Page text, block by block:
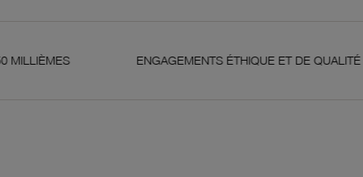
ENGAGEMENTS ÉTHIQUE ET DE QUALITÉ